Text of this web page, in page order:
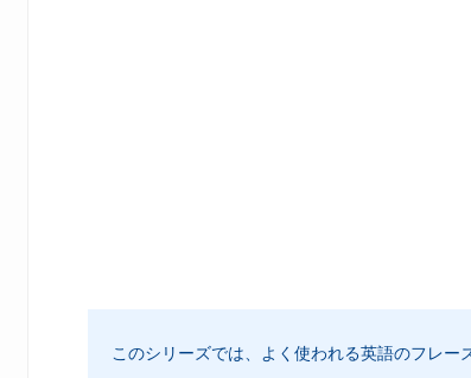
このシリーズでは、よく使われる英語のフレー